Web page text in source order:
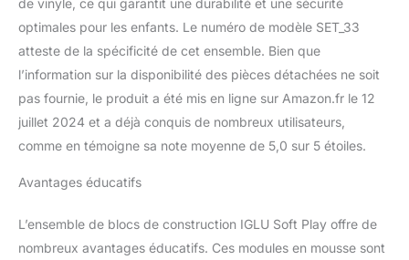
Notre produit est certifié
sécurité américaines et
européennes,
garantissant qu'il est
exempt de substances
sûr pour les enfants.
l'Union européenne,
notre équipement de jeu
de vinyle, ce qui garantit une durabilité et une sécurité
optimales pour les enfants. Le numéro de modèle SET_33
atteste de la spécificité de cet ensemble. Bien que
l’information sur la disponibilité des pièces détachées ne soit
pas fournie, le produit a été mis en ligne sur Amazon.fr le 12
juillet 2024 et a déjà conquis de nombreux utilisateurs,
comme en témoigne sa note moyenne de 5,0 sur 5 étoiles.
Avantages éducatifs
L’ensemble de blocs de construction IGLU Soft Play offre de
nombreux avantages éducatifs. Ces modules en mousse sont